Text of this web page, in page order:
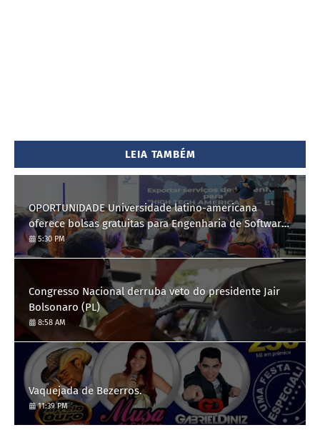
LEIA TAMBÉM
OPORTUNIDADE Universidade latino-americana
oferece bolsas gratuitas para Engenharia de Software;
saiba como se candidatar
5:30 PM
Congresso Nacional derruba veto do presidente Jair
Bolsonaro (PL)
8:58 AM
Vaquejada de Bezerros.
11:39 PM